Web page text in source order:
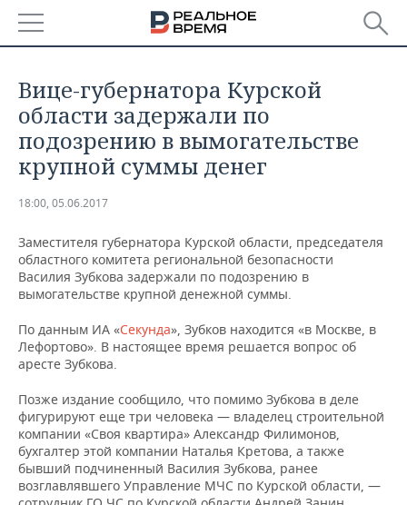
БАШКОРТОСТАН
ТАТАРСТАН
НОВОСТИ
АНАЛИТИКА
КОРОЛИ ГОСЗАКАЗА ПФО
КОМУ ПРИНАДЛЕЖАТ
ТОРГОВЫЕ ЦЕНТРЫ
ФИНАНСЫ
БЮДЖЕТ
ИНВЕСТИЦИИ
ПРОМЫШЛЕННОСТЬ
НОВОСТИ
ПРОМЫШЛЕННОСТИ
АГРОПРОМ
МАШИНОСТРОЕНИЕ
НЕФТЕХИМИЯ
НЕФТЬ
ОПК
НЕДВИЖИМОСТЬ
НОВОСТИ АВТО
БИЗНЕС
НОВОСТИ БИЗНЕСА
РОЗНИЧНАЯ ТОРГОВЛЯ
ТРАНСПОРТ
ТЕХНОЛОГИИ
НОВОСТИ ТЕХНОЛОГИЙ
IT
МЕРОПРИЯТИЯ
НОВОСТИ МЕРОПРИЯТИЙ
СПОРТ
Вице-губернатора Курской
области задержали по
подозрению в вымогательстве
крупной суммы денег
18:00, 05.06.2017
Заместителя губернатора Курской области, председателя
областного комитета региональной безопасности
Василия Зубкова задержали по подозрению в
вымогательстве крупной денежной суммы.
По данным ИА «Секунда», Зубков находится «в Москве, в
Лефортово». В настоящее время решается вопрос об
аресте Зубкова.
Позже издание сообщило, что помимо Зубкова в деле
фигурируют еще три человека — владелец строительной
компании «Своя квартира» Александр Филимонов,
бухгалтер этой компании Наталья Кретова, а также
бывший подчиненный Василия Зубкова, ранее
возглавлявшего Управление МЧС по Курской области, —